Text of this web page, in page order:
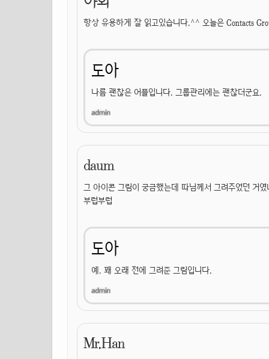
항상 유용하게 잘 읽고있습니다.^^ 오늘은 Contacts
도아
나름 괜찮은 어플입니다. 그룹관리에는 괜찮더군요.
daum
그 아이콘 그림이 궁금했는데 따님께서 그려주었던 거였
부럽부럽
도아
예. 꽤 오래 전에 그려준 그림입니다.
Mr.Han